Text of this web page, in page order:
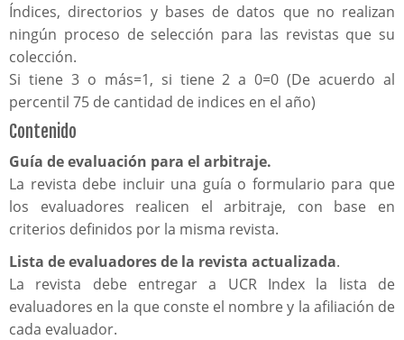
Índices, directorios y bases de datos que no realizan
ningún proceso de selección para las revistas que su
colección.
Si tiene 3 o más=1, si tiene 2 a 0=0 (De acuerdo al
percentil 75 de cantidad de indices en el año)
Contenido
Guía de evaluación para el arbitraje.
La revista debe incluir una guía o formulario para que
los evaluadores realicen el arbitraje, con base en
criterios definidos por la misma revista.
Lista de evaluadores de la revista actualizada.
La revista debe entregar a UCR Index la lista de
evaluadores en la que conste el nombre y la afiliación de
cada evaluador.